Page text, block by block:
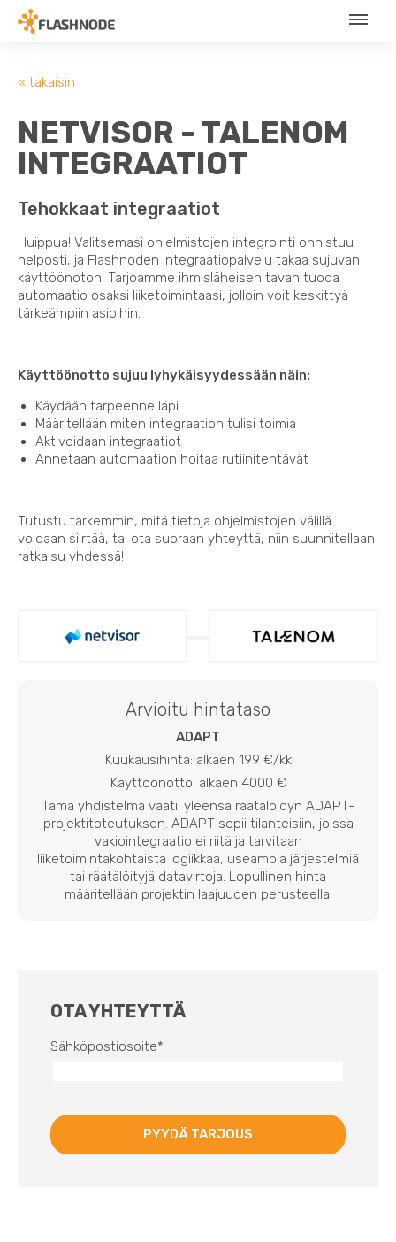
« takaisin
NETVISOR - TALENOM
INTEGRAATIOT
Tehokkaat integraatiot
Huippua! Valitsemasi ohjelmistojen integrointi onnistuu
helposti, ja Flashnoden integraatiopalvelu takaa sujuvan
käyttöönoton. Tarjoamme ihmisläheisen tavan tuoda
automaatio osaksi liiketoimintaasi, jolloin voit keskittyä
tärkeämpiin asioihin.
Käyttöönotto sujuu lyhykäisyydessään näin:
Käydään tarpeenne läpi
Määritellään miten integraation tulisi toimia
Aktivoidaan integraatiot
Annetaan automaation hoitaa rutiinitehtävät
Tutustu tarkemmin, mitä tietoja ohjelmistojen välillä
voidaan siirtää, tai ota suoraan yhteyttä, niin suunnitellaan
ratkaisu yhdessä!
Arvioitu hintataso
ADAPT
Kuukausihinta: alkaen 199 €/kk
Käyttöönotto: alkaen 4000 €
Tämä yhdistelmä vaatii yleensä räätälöidyn ADAPT-
projektitoteutuksen. ADAPT sopii tilanteisiin, joissa
vakiointegraatio ei riitä ja tarvitaan
liiketoimintakohtaista logiikkaa, useampia järjestelmiä
tai räätälöityjä datavirtoja. Lopullinen hinta
määritellään projektin laajuuden perusteella.
OTA YHTEYTTÄ
Sähköpostiosoite*